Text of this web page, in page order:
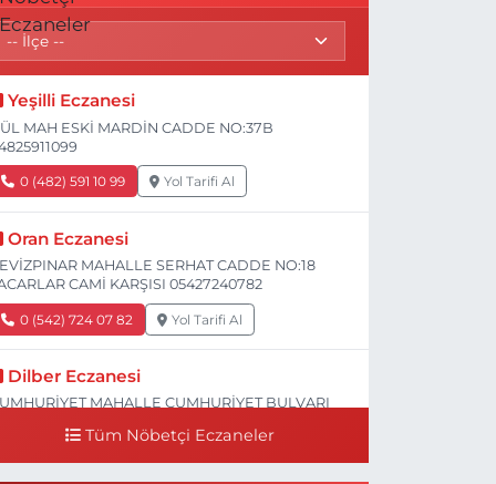
Yeşilli Eczanesi
MAH ESKİ MARDİN CADDE NO:37B
0 (482) 591 10 99 Yol Tarifi Al
Oran Eczanesi
MAHALLE SERHAT CADDE NO:18
CAMİ KARŞISI 05427240782
0 (542) 724 07 82 Yol Tarifi Al
Dilber Eczanesi
MAHALLE CUMHURİYET BULVARI
Tüm Nöbetçi Eczaneler